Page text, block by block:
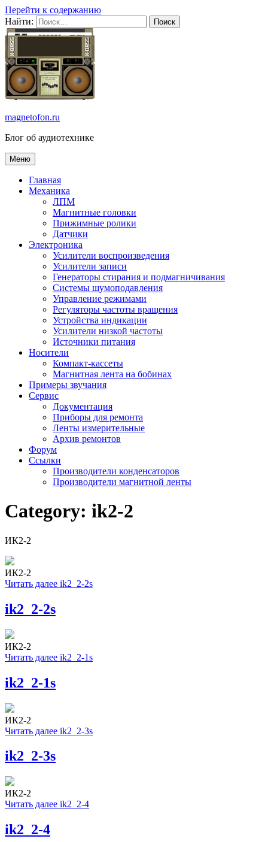
Перейти к содержанию
Найти:
magnetofon.ru
Блог об аудиотехнике
Меню
Главная
Механика
ЛПМ
Магнитные головки
Прижимные ролики
Датчики
Электроника
Усилители воспроизведения
Усилители записи
Генераторы стирания и подмагничивания
Системы шумоподавления
Управление режимами
Регуляторы частоты вращения
Устройства индикации
Усилители низкой частоты
Источники питания
Носители
Компакт-кассеты
Магнитная лента на бобинах
Примеры звучания
Сервис
Документация
Приборы для ремонта
Ленты измерительные
Архив ремонтов
Форум
Ссылки
Производители конденсаторов
Производители магнитной ленты
Category: ik2-2
ИК2-2
ИК2-2
Читать далее ik2_2-2s
ik2_2-2s
ИК2-2
Читать далее ik2_2-1s
ik2_2-1s
ИК2-2
Читать далее ik2_2-3s
ik2_2-3s
ИК2-2
Читать далее ik2_2-4
ik2_2-4